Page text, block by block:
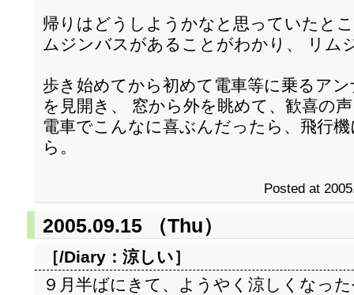
帰りはどうしようかなと思っていたと
ムジンバスがあることがわかり、 リム
歩き始めてから初めて電車等に乗るア
を見開き、 窓から外を眺めて、歓喜の
電車でこんなに喜ぶんだったら、飛行
ら。
Posted at
2005.09.15 （Thu）
［/Diary： 涼しい］
９月半ばにきて、ようやく涼しくなっ